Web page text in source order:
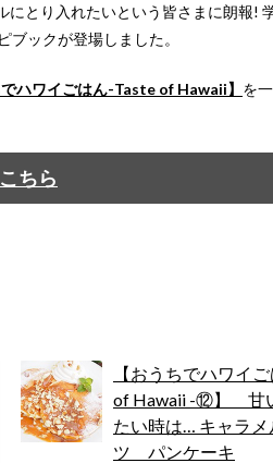
とり入れたいという皆さまに朗報!
ックが登場しました。
でハワイごはん-Taste of Hawaii】 を
ちら
【おうちでハワイ
of Hawaii -⑫】 甘
たい時は… キャラメ
ツ パンケーキ